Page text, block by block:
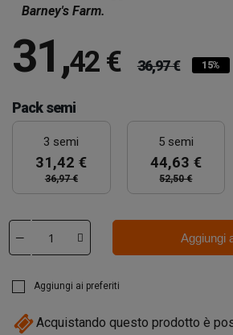
Barney's Farm.
31,42 € 36,97 € 15%
Pack semi
3 semi
31,42 €
36,97 €
5 semi
44,63 €
52,50 €
Aggiungi
Aggiungi ai preferiti
Acquistando questo prodotto è